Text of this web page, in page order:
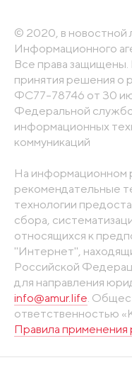
© 2020, в новостной
Информационного
Все права
принятия решения о
ФС77-78746 от 30
Федеральной
информационных
коммуникаций
На информационном
рекомендательные
технологии
сбора,
относящихся к
"Интернет",
Российской
для направления
info@amur.life.
ответственностью
Правила применения